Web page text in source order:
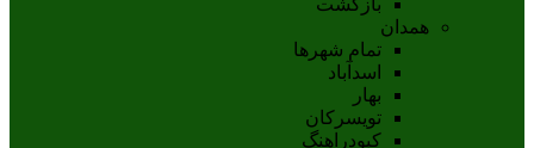
همدان
تمام شهر‌ها
اسدآباد
بهار
تويسرکان
کبودراهنگ